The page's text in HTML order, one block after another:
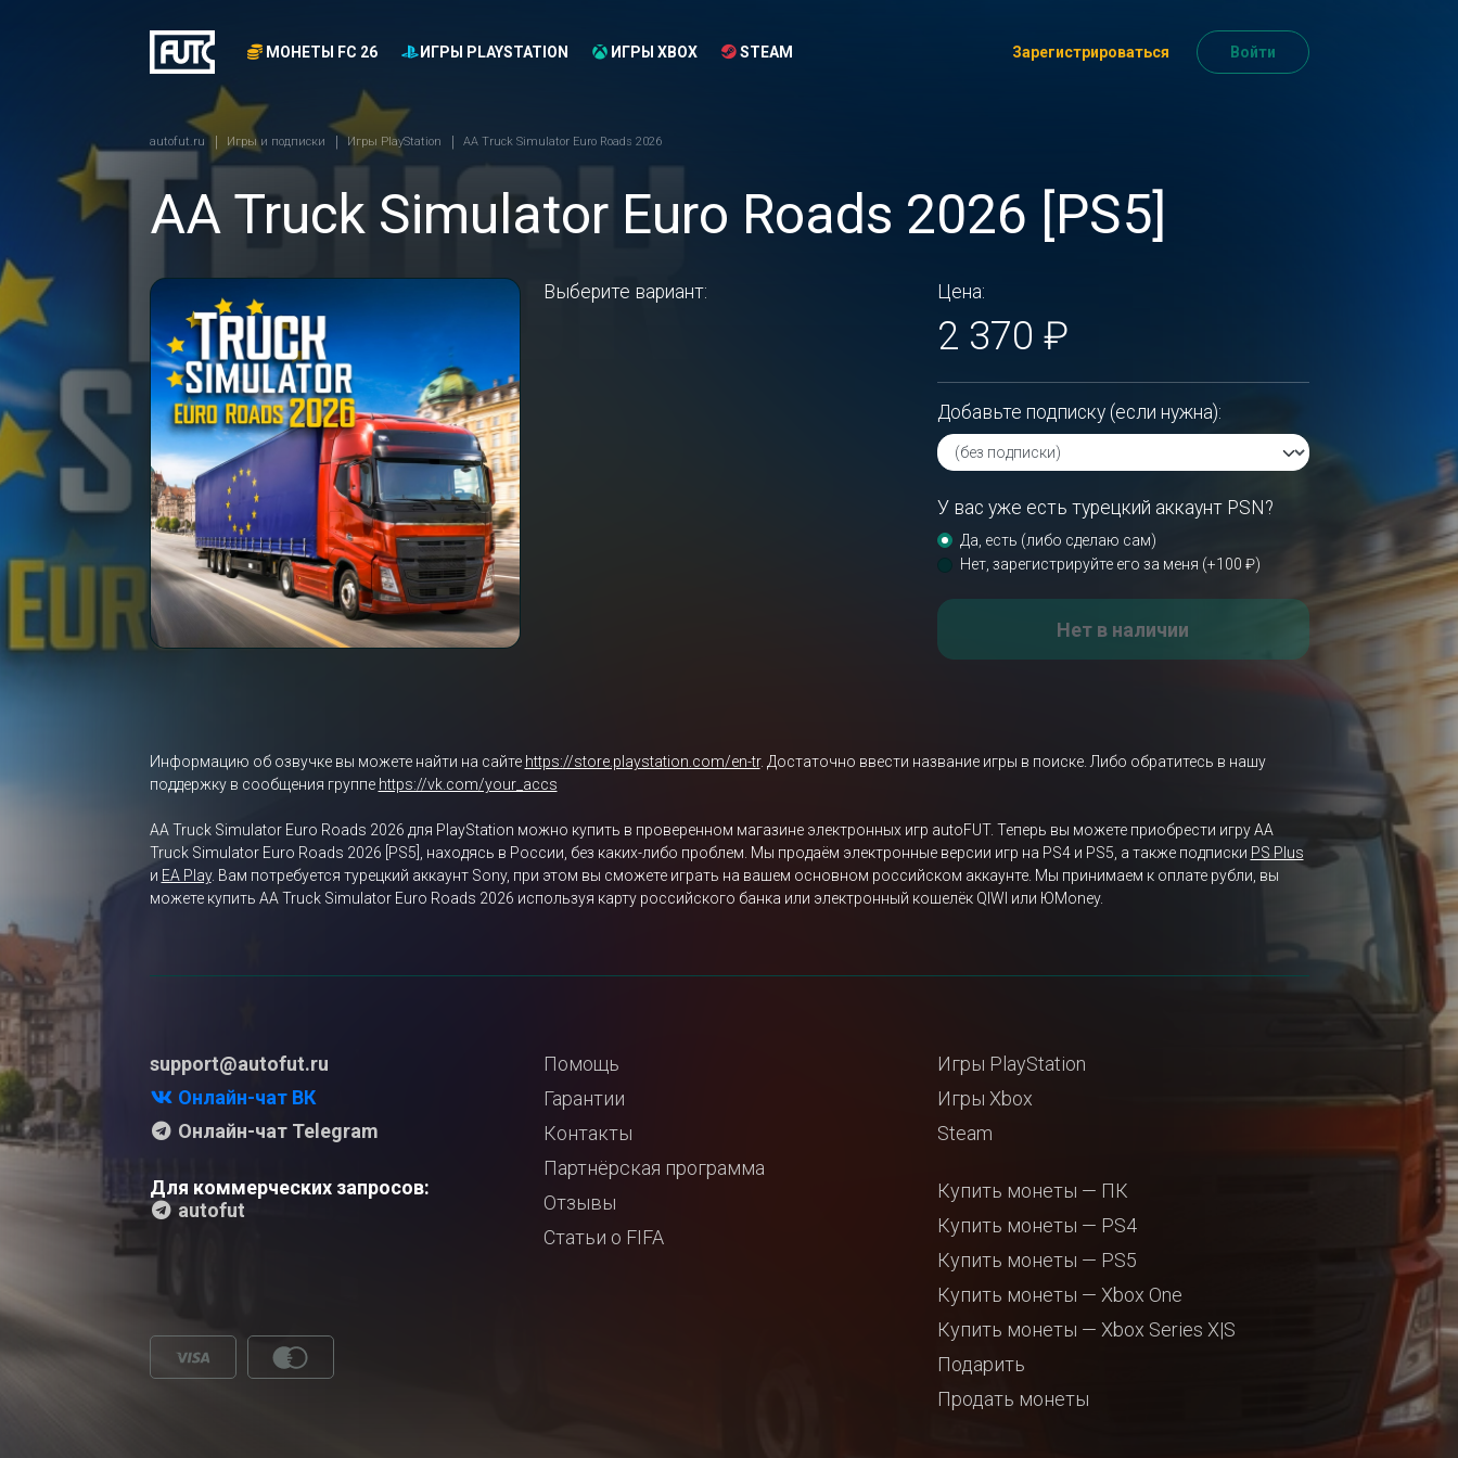
МОНЕТЫ FC 26 ИГРЫ PLAYSTATION ИГРЫ XBOX STEAM Зарегистрироваться Войти
autofut.ru Игры и подписки Игры PlayStation AA Truck Simulator Euro Roads 2026
AA Truck Simulator Euro Roads 2026 [PS5]
Выберите вариант: Цена:
2 370 ₽
Добавьте подписку (если нужна):
У вас уже есть турецкий аккаунт PSN?
Да, есть (либо сделаю сам)
Нет, зарегистрируйте его за меня (+100 ₽)
Нет в наличии
Информацию об озвучке вы можете найти на сайте https://store.playstation.com/en-tr. Достаточно ввести название игры в поиске. Либо обратитесь в нашу
поддержку в сообщения группе https://vk.com/your_accs
AA Truck Simulator Euro Roads 2026 для PlayStation можно купить в проверенном магазине электронных игр autoFUT. Теперь вы можете приобрести игру AA
Truck Simulator Euro Roads 2026 [PS5], находясь в России, без каких-либо проблем. Мы продаём электронные версии игр на PS4 и PS5, а также подписки PS Plus
и EA Play. Вам потребуется турецкий аккаунт Sony, при этом вы сможете играть на вашем основном российском аккаунте. Мы принимаем к оплате рубли, вы
можете купить AA Truck Simulator Euro Roads 2026 используя карту российского банка или электронный кошелёк QIWI или ЮMoney.
support@autofut.ru
Онлайн-чат ВК
Онлайн-чат Telegram
Для коммерческих запросов:
autofut
Помощь
Гарантии
Контакты
Партнёрская программа
Отзывы
Статьи о FIFA
Игры PlayStation
Игры Xbox
Steam
Купить монеты — ПК
Купить монеты — PS4
Купить монеты — PS5
Купить монеты — Xbox One
Купить монеты — Xbox Series X|S
Подарить
Продать монеты